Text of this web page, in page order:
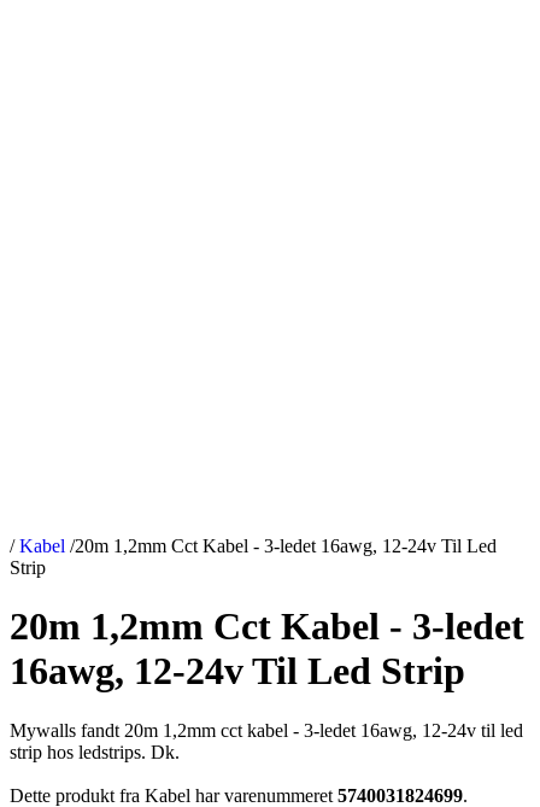
/ Kabel /20m 1,2mm Cct Kabel - 3-ledet 16awg, 12-24v Til Led
Strip
20m 1,2mm Cct Kabel - 3-ledet
16awg, 12-24v Til Led Strip
Mywalls fandt 20m 1,2mm cct kabel - 3-ledet 16awg, 12-24v til led
strip hos ledstrips. Dk.
Dette produkt fra Kabel har varenummeret 5740031824699.